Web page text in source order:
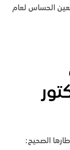
الحساس لعام
الصحيح: